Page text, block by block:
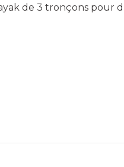
de 3 tronçons pour
des
rue Child, Coaticook